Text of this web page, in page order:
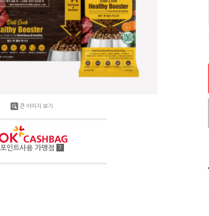
큰 이미지 보기
포인트사용 가맹점 ?